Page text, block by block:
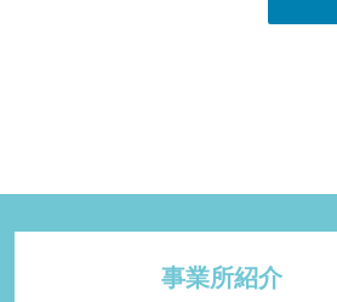
事業所紹介